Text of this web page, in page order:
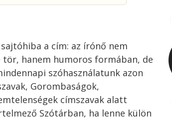
a cím: az írónő nem
tör, hanem humoros formában, de
szóhasználatunk azon
Gorombaságok,
címszavak alatt
Szótárban, ha lenne külön